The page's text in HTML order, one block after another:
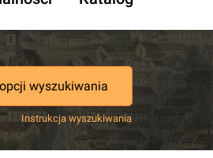
wyszukiwania
Instrukcja wyszukiwania